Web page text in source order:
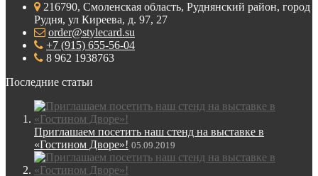
216790, Смоленская область, Руднянский район, город
Рудня, ул Киреева, д. 97, 27
order@stylecard.su
+7 (915) 655-56-04
8 962 1938763
Последние статьи
Приглашаем посетить наш стенд на выставке в
«Гостином Дворе»! 05.09.2019